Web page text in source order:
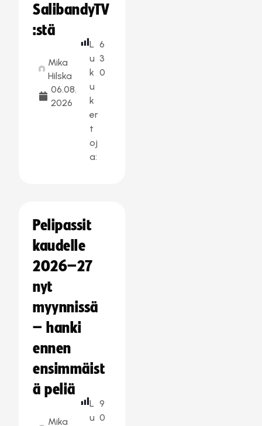
SalibandyTV
:stä
Mika
Hilska
06.08.
2026
L
u
k
u
k
er
t
oj
a:
6
3
0
Pelipassit
kaudelle
2026–27
nyt
myynnissä
– hanki
ennen
ensimmäist
ä peliä
Mika
L
u
9
0